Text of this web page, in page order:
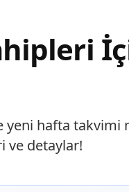
yeni hafta
ve detaylar!